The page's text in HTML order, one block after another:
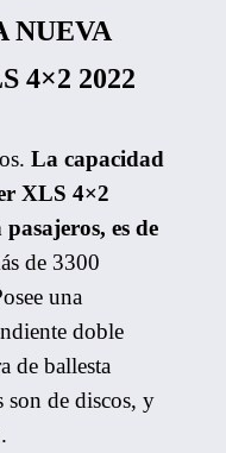
NUEVA
4×2 2022
La capacidad
XLS 4×2
es de
de 3300
una
doble
de ballesta
son de discos, y